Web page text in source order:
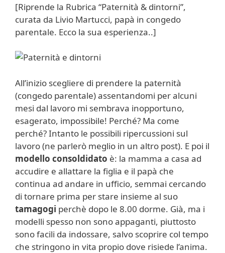
[Riprende la Rubrica “Paternità & dintorni”,
curata da Livio Martucci, papà in congedo
parentale. Ecco la sua esperienza..]
All’inizio scegliere di prendere la paternità
(congedo parentale) assentandomi per alcuni
mesi dal lavoro mi sembrava inopportuno,
esagerato, impossibile! Perché? Ma come
perché? Intanto le possibili ripercussioni sul
lavoro (ne parlerò meglio in un altro post). E poi il
modello consoldidato è: la mamma a casa ad
accudire e allattare la figlia e il papà che
continua ad andare in ufficio, semmai cercando
di tornare prima per stare insieme al suo
tamagogi perchè dopo le 8.00 dorme. Già, ma i
modelli spesso non sono appaganti, piuttosto
sono facili da indossare, salvo scoprire col tempo
che stringono in vita propio dove risiede l’anima.